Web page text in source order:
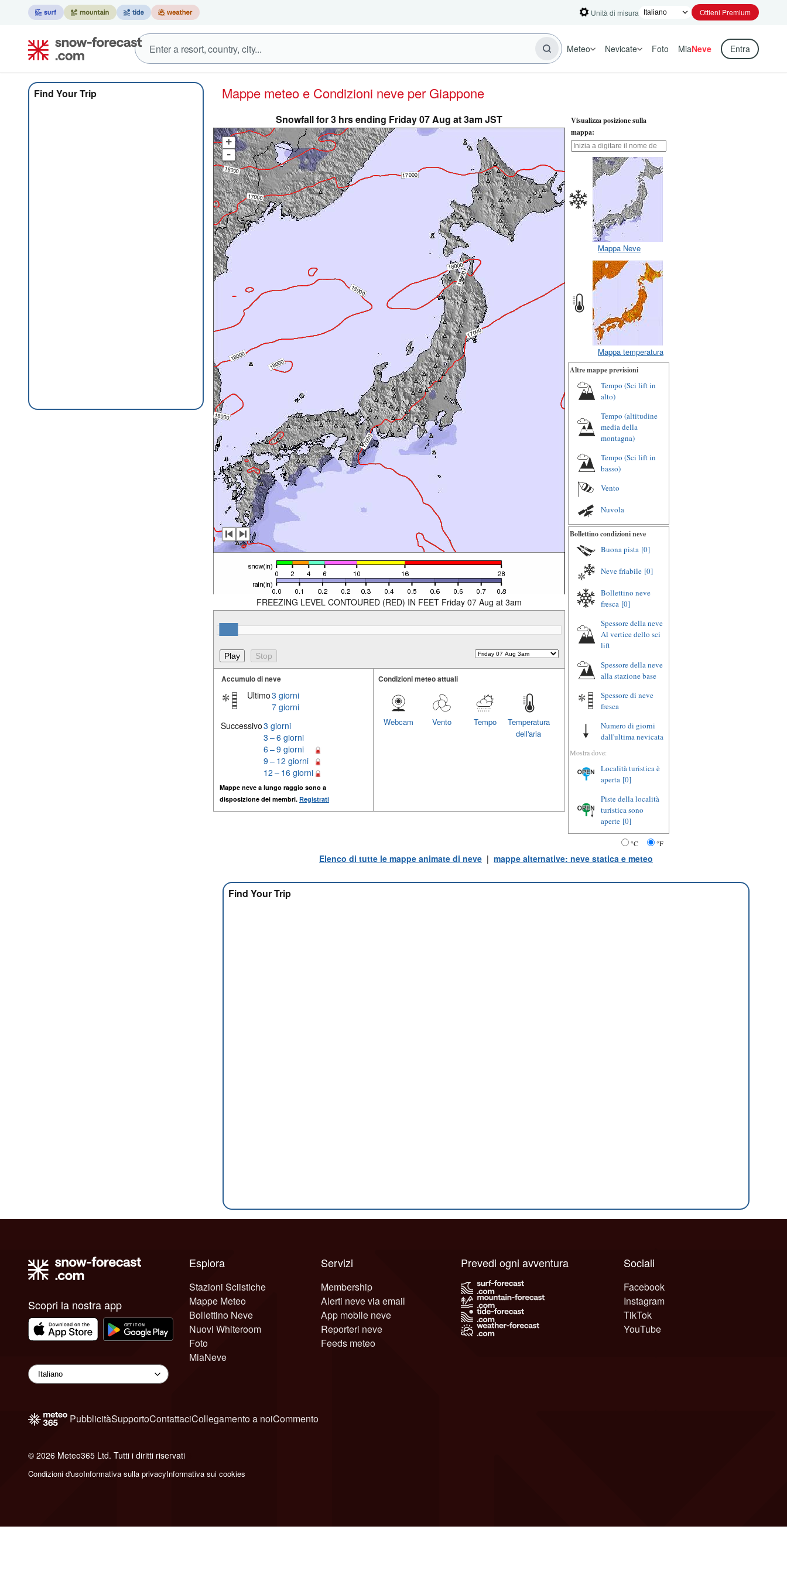
Unità di misura Ottieni Premium
Meteo Nevicate Foto MiaNeve Entra
Find Your Trip Mappe meteo e Condizioni neve per Giappone
Snowfall for 3 hrs ending Friday 07 Aug at 3am JST
+
-
FREEZING LEVEL CONTOURED (RED) IN FEET Friday 07 Aug at 3am
Accumulo di neve
Ultimo3 giorni
7 giorni
Successivo3 giorni
3 – 6 giorni
6 – 9 giorni
9 – 12 giorni
12 – 16 giorni
Mappe neve a lungo raggio sono a
disposizione dei membri. Registrati
Condizioni meteo attuali
Temperatura
dell'aria
Tempo
Vento
Webcam
Visualizza posizione sulla
mappa:
Mappa Neve
Mappa temperatura
Altre mappe previsioni
Tempo (Sci lift in
alto)
Tempo (altitudine
media della
montagna)
Tempo (Sci lift in
basso)
Vento
Nuvola
Bollettino condizioni neve
Buona pista [0]
Neve friabile [0]
Bollettino neve
fresca [0]
Spessore della neve
Al vertice dello sci
lift
Spessore della neve
alla stazione base
Spessore di neve
fresca
Numero di giorni
dall'ultima nevicata
Mostra dove:
Località turistica è
aperta [0]
Piste della località
turistica sono
aperte [0]
°C °F
Elenco di tutte le mappe animate di neve | mappe alternative: neve statica e meteo
Find Your Trip
Scopri la nostra app
Esplora
Stazioni Sciistiche
Mappe Meteo
Bollettino Neve
Nuovi Whiteroom
Foto
MiaNeve
Servizi
Membership
Alerti neve via email
App mobile neve
Reporteri neve
Feeds meteo
Sociali
Facebook
Instagram
TikTok
YouTube
Prevedi ogni avventura
PubblicitàSupportoContattaciCollegamento a noiCommento
© 2026 Meteo365 Ltd. Tutti i diritti riservati
Condizioni d'usoInformativa sulla privacyInformativa sui cookies